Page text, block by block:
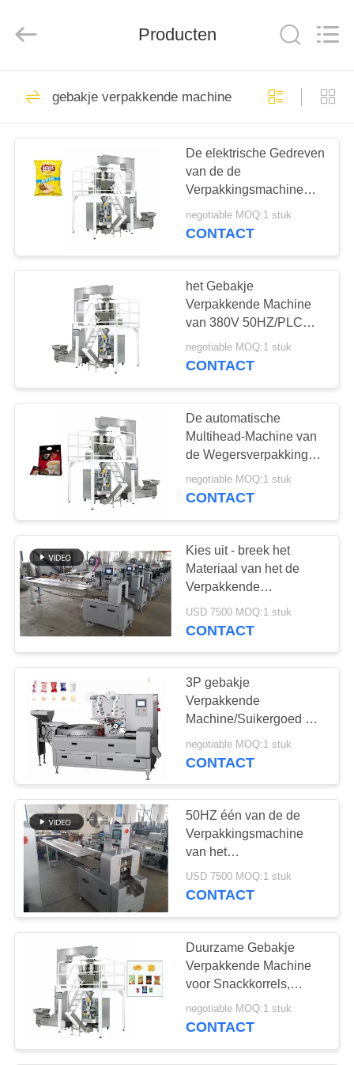
HUIS
PRODUCTEN
ONGEVEER
FABRIEKSREIS
KWALITEITSCONTROLE
CONTACTEER
ONS
VERZOEK
OM
SITEMAP
PRIVACY
POLICY
suikergoedproductielijn
46
De Productielijn van
het snackvoedsel
Graanproductielijn
het materiaal van de
bakkerijproductie
de automatische
machine van de
voedselverpakking
34
Producten
gebakje verpakkende machine
De elektrische Gedreven
van de de
Verpakkingsmachine
van de Type Verticale
Snack Snelle Snelheid
negotiable MOQ:1 stuk
CONTACT
het Gebakje
Verpakkende Machine
van 380V 50HZ/PLC
Machine van de
Controle de Multi
negotiable MOQ:1 stuk
CONTACT
De automatische
Multihead-Machine van
de Wegersverpakking
voor Chips 3
Jaargarantie
negotiable MOQ:1 stuk
CONTACT
Kies uit - breek het
Materiaal van het de
Verpakkende
Machineroestvrije staal
van het Hoge
USD 7500 MOQ:1 stuk
CONTACT
3P gebakje
Verpakkende
Machine/Suikergoed de
Zak Verpakkende
Machines van het
negotiable MOQ:1 stuk
CONTACT
50HZ één van de de
Verpakkingsmachine
van het
Spaandermasker
Functie van de de
USD 7500 MOQ:1 stuk
CONTACT
Duurzame Gebakje
Verpakkende Machine
voor Snackkorrels,
Popcorn, Pinda
negotiable MOQ:1 stuk
CONTACT